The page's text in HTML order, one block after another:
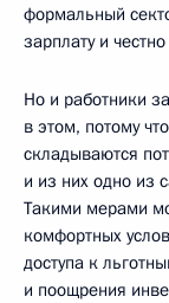
формальный
зарплату и
Но и работники
в этом, потому
складываются
и из них одно из
Такими мерами
комфортных
доступа к
и поощрения